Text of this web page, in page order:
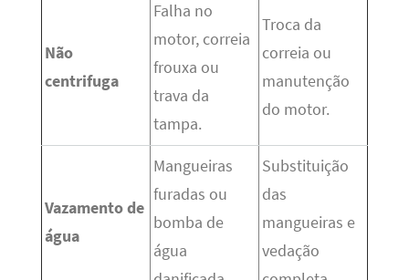
Não
centrifuga
Falha no
motor, correia
frouxa ou
trava da
tampa.
Troca da
correia ou
manutenção
do motor.
Vazamento de
água
Mangueiras
furadas ou
bomba de
água
Substituição
das
mangueiras e
vedação